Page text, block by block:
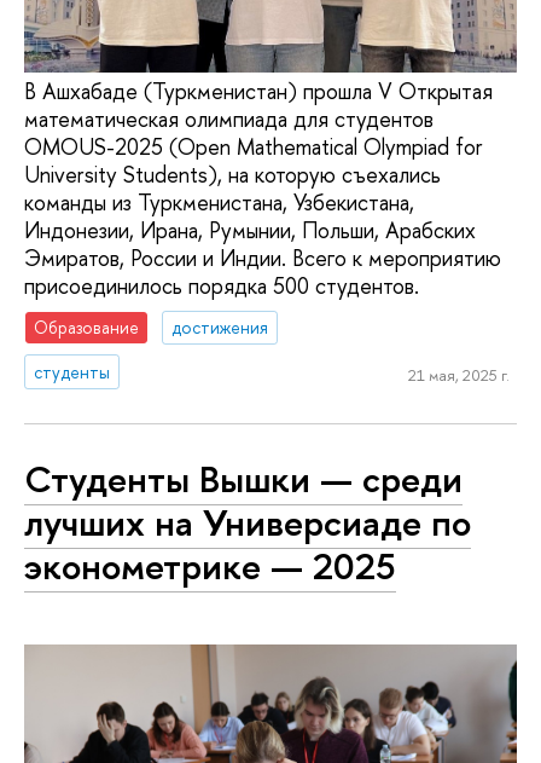
В Ашхабаде (Туркменистан) прошла V Открытая
математическая олимпиада для студентов
OMOUS-2025 (Open Mathematical Olympiad for
University Students), на которую съехались
команды из Туркменистана, Узбекистана,
Индонезии, Ирана, Румынии, Польши, Арабских
Эмиратов, России и Индии. Всего к мероприятию
присоединилось порядка 500 студентов.
Образование
достижения
студенты
21 мая, 2025 г.
Студенты Вышки — среди
лучших на Универсиаде по
эконометрике — 2025